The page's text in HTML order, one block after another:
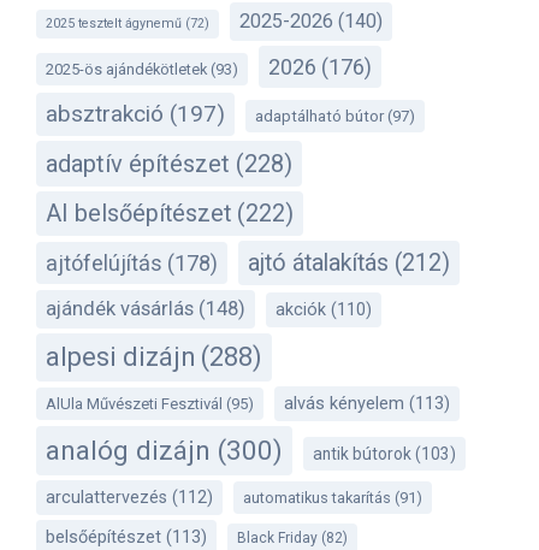
2025 tesztelt ágynemű (72) 2025-2026 (140)
2025-ös ajándékötletek (93) 2026 (176)
absztrakció (197) adaptálható bútor(97)
adaptív építészet (228)
AI belsőépítészet (222)
ajtófelújítás (178) ajtó átalakítás (212)
ajándék vásárlás (148) akciók (110)
alpesi dizájn (288)
AlUla Művészeti Fesztivál (95) alvás kényelem (113)
analóg dizájn (300) antik bútorok(103)
arculattervezés (112) automatikus takarítás (91)
belsőépítészet (113) Black Friday (82)